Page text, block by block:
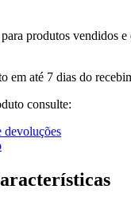
produtos vendidos e
em até 7 dias do
consulte:
devoluções